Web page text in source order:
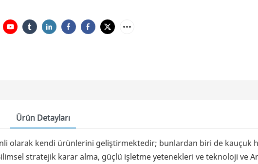
Ürün Detayları
olarak kendi ürünlerini geliştirmektedir; bunlardan biri de kauçuk
stratejik karar alma, güçlü işletme yetenekleri ve teknoloji ve